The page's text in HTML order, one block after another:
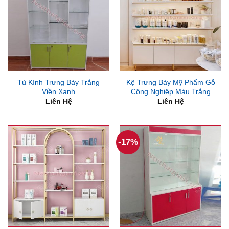
Tủ Kính Trưng Bày Trắng
Viền Xanh
Liên Hệ
Kệ Trưng Bày Mỹ Phẩm Gỗ
Công Nghiệp Màu Trắng
Liên Hệ
-17%